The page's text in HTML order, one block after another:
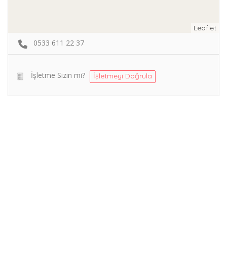
Leaflet
0533 611 22 37
İşletme Sizin mi? İşletmeyi Doğrula